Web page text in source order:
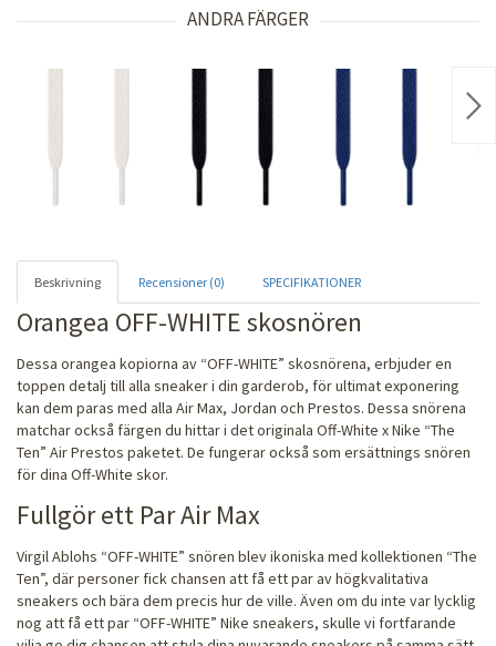
ANDRA FÄRGER
Beskrivning Recensioner (0) SPECIFIKATIONER
Orangea OFF-WHITE skosnören
Dessa orangea kopiorna av “OFF-WHITE” skosnörena, erbjuder en
toppen detalj till alla sneaker i din garderob, för ultimat exponering
kan dem paras med alla Air Max, Jordan och Prestos. Dessa snörena
matchar också färgen du hittar i det originala Off-White x Nike “The
Ten” Air Prestos paketet. De fungerar också som ersättnings snören
för dina Off-White skor.
Fullgör ett Par Air Max
Virgil Ablohs “OFF-WHITE” snören blev ikoniska med kollektionen “The
Ten”, där personer fick chansen att få ett par av högkvalitativa
sneakers och bära dem precis hur de ville. Även om du inte var lycklig
nog att få ett par “OFF-WHITE” Nike sneakers, skulle vi fortfarande